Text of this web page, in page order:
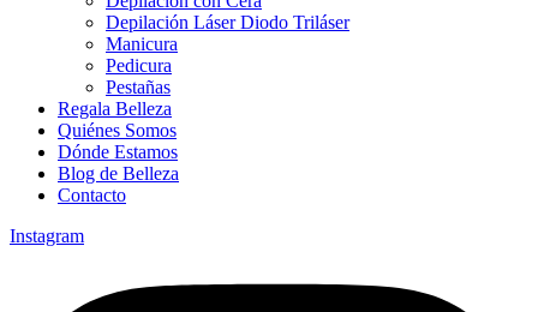
Depilación Láser Diodo Triláser
Manicura
Pedicura
Pestañas
Regala Belleza
Quiénes Somos
Dónde Estamos
Blog de Belleza
Contacto
Instagram